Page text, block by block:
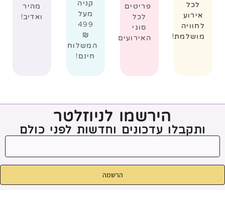
לכל
אירוע
לחוויה
מושלמת!
פריטים
לכל
סוגי
האירועים
קניה
מעל
499
₪
המשלוח
חינם!
מהיר
ואדיב!
הירשמו לניוזלטר
ותקבלו עדכונים וחדשות לפני כולם
הרשמה